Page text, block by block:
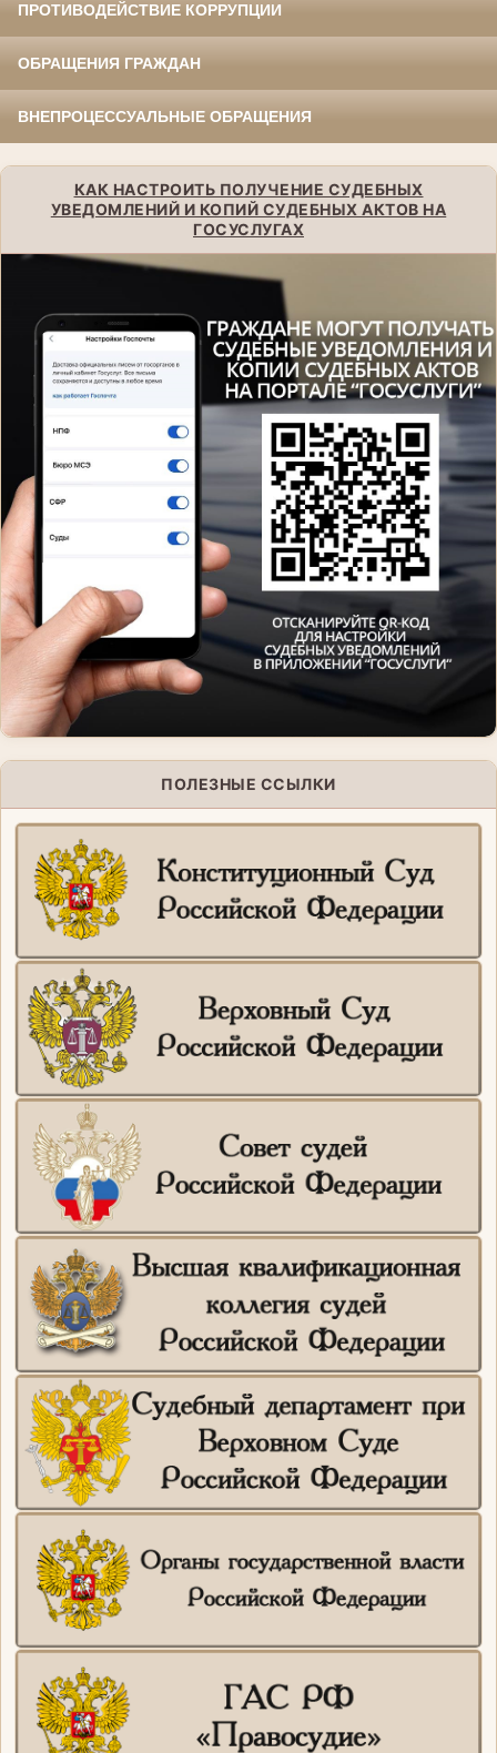
ПРОТИВОДЕЙСТВИЕ КОРРУПЦИИ
ОБРАЩЕНИЯ ГРАЖДАН
ВНЕПРОЦЕССУАЛЬНЫЕ ОБРАЩЕНИЯ
КАК НАСТРОИТЬ ПОЛУЧЕНИЕ СУДЕБНЫХ
УВЕДОМЛЕНИЙ И КОПИЙ СУДЕБНЫХ АКТОВ НА
ГОСУСЛУГАХ
ПОЛЕЗНЫЕ ССЫЛКИ